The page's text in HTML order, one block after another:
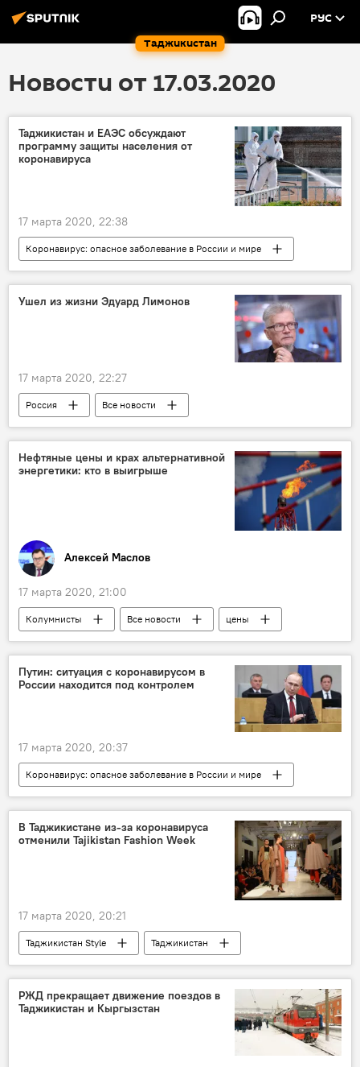
Таджикистан
РУС
Новости от 17.03.2020
Таджикистан и ЕАЭС обсуждают
программу защиты населения от
коронавируса
17 марта 2020, 22:38
Коронавирус: опасное заболевание в России и мире
Таджикистан и ЕАЭС: выгоды и перспективы
Все новости
ЕАЭС
коронавирус
Коронавирус в Таджикистане: последние новости
Ушел из жизни Эдуард Лимонов
17 марта 2020, 22:27
Россия
Все новости
смерть известных людей
Нефтяные цены и крах альтернативной
энергетики: кто в выигрыше
Алексей Маслов
17 марта 2020, 21:00
Колумнисты Все новости
цены
США
Россия нефть
Путин: ситуация с коронавирусом в
России находится под контролем
17 марта 2020, 20:37
Коронавирус: опасное заболевание в России и мире
Все новости
Россия
Здравоохранение
Владимир Путин
коронавирус
В Таджикистане из-за коронавируса
отменили Tajikistan Fashion Week
17 марта 2020, 20:21
Таджикистан Style
Таджикистан
Все новости
Коронавирус в Таджикистане: последние новости
РЖД прекращает движение поездов в
Таджикистан и Кыргызстан